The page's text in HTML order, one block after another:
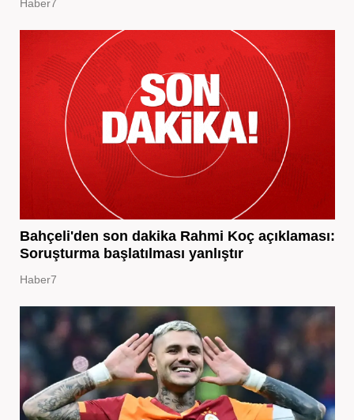
Haber7
Bahçeli'den son dakika Rahmi Koç açıklaması:
Soruşturma başlatılması yanlıştır
Haber7